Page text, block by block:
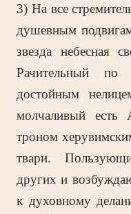
3) На все
душевным
звезда небесная
Рачительный по
достойным
молчаливый есть
троном
твари.
других и
к духовному